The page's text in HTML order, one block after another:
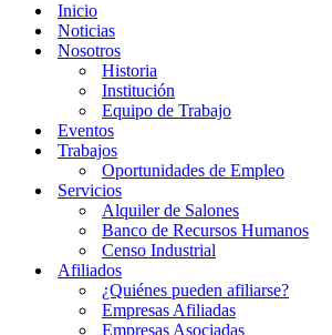
Inicio
Noticias
Nosotros
Historia
Institución
Equipo de Trabajo
Eventos
Trabajos
Oportunidades de Empleo
Servicios
Alquiler de Salones
Banco de Recursos Humanos
Censo Industrial
Afiliados
¿Quiénes pueden afiliarse?
Empresas Afiliadas
Empresas Asociadas